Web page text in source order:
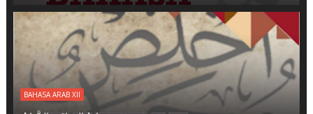
BAHASA ARAB XII